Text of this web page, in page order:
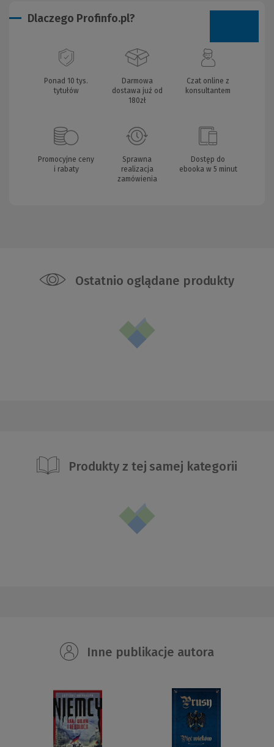
Dlaczego Profinfo.pl?
Ponad 10 tys.
tytułów
Darmowa
dostawa już od
180zł
Czat online z
konsultantem
Promocyjne ceny
i rabaty
Sprawna
realizacja
zamówienia
Dostęp do
ebooka w 5 minut
Ostatnio oglądane produkty
Produkty z tej samej kategorii
Inne publikacje autora